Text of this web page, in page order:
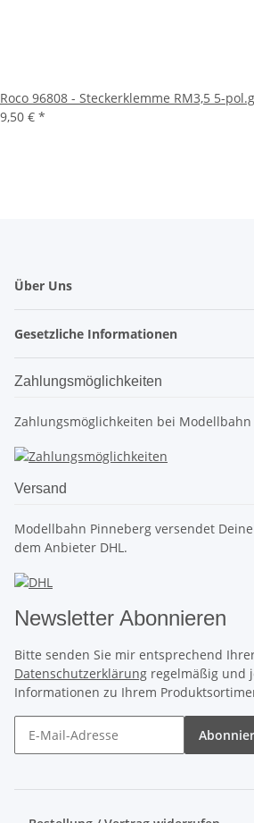
Roco 96808 - Steckerklemme RM3,5 5-
9,50 € *
Über Uns
Gesetzliche Informationen
Zahlungsmöglichkeiten
Zahlungsmöglichkeiten bei Modellbahn
Versand
Modellbahn Pinneberg versendet
dem Anbieter DHL.
Newsletter Abonnieren
Bitte senden Sie mir entsprechend
Datenschutzerklärung regelmäßig und
Informationen zu Ihrem